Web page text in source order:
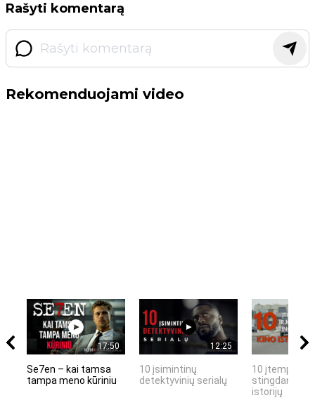
Rašyti komentarą
Rekomenduojami video
17:50
Se7en – kai tamsa
tampa meno kūriniu
12:25
10 įsimintinų
detektyvinių serialų
10 įtemptų,
stingdančių
istorijų